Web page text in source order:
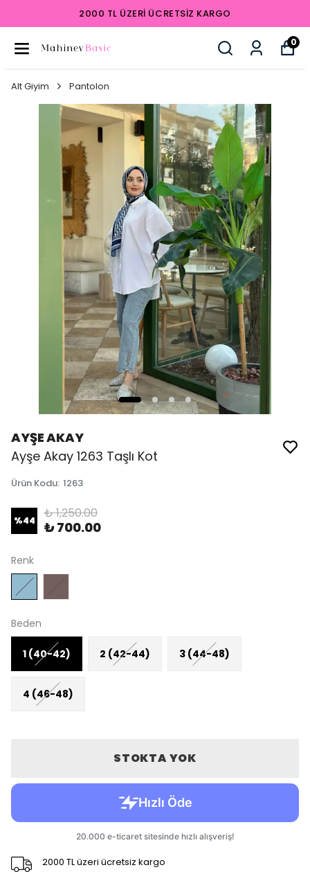
2000 TL ÜZERI ÜCRETSIZ KARGO
0
Alt Giyim Pantolon
AYŞE AKAY
Ayşe Akay 1263 Taşlı Kot
Ürün Kodu: 1263
%44 ₺ 1,250.00
₺ 700.00
Renk
Beden
1 (40-42) 2 (42-44) 3 (44-48)
4 (46-48)
STOKTA YOK
2000 TL üzeri ücretsiz kargo